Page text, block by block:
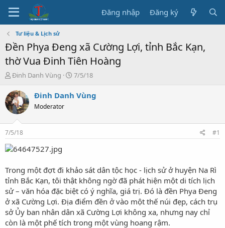
Đăng nhập Đăng ký
Tư liệu & Lịch sử
Đền Phya Đeng xã Cường Lợi, tỉnh Bắc Kạn,
thờ Vua Đinh Tiên Hoàng
T
r
e
a
s
t
a
e
r
Đinh Danh Vùng
N
à
7/5/18
Đinh Danh Vùng
Moderator
7/5/18 #1
Trong một đợt đi khảo sát dân tộc học - lịch sử ở huyện Na Rì
tỉnh Bắc Kạn, tôi thật không ngờ đã phát hiện một di tích lịch
sử – văn hóa đặc biệt có ý nghĩa, giá trị. Đó là đền Phya Đeng
ở xã Cường Lợi. Địa điểm đền ở vào một thế núi đẹp, cách trụ
sở Ủy ban nhân dân xã Cường Lợi không xa, nhưng nay chỉ
còn là một phế tích trong một vùng hoang rậm.